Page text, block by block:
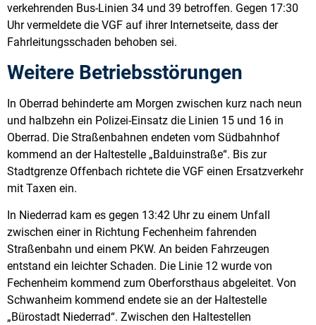
verkehrenden Bus-Linien 34 und 39 betroffen. Gegen 17:30
Uhr vermeldete die VGF auf ihrer Internetseite, dass der
Fahrleitungsschaden behoben sei.
Weitere Betriebsstörungen
In Oberrad behinderte am Morgen zwischen kurz nach neun
und halbzehn ein Polizei-Einsatz die Linien 15 und 16 in
Oberrad. Die Straßenbahnen endeten vom Südbahnhof
kommend an der Haltestelle „Balduinstraße“. Bis zur
Stadtgrenze Offenbach richtete die VGF einen Ersatzverkehr
mit Taxen ein.
In Niederrad kam es gegen 13:42 Uhr zu einem Unfall
zwischen einer in Richtung Fechenheim fahrenden
Straßenbahn und einem PKW. An beiden Fahrzeugen
entstand ein leichter Schaden. Die Linie 12 wurde von
Fechenheim kommend zum Oberforsthaus abgeleitet. Von
Schwanheim kommend endete sie an der Haltestelle
„Bürostadt Niederrad“. Zwischen den Haltestellen